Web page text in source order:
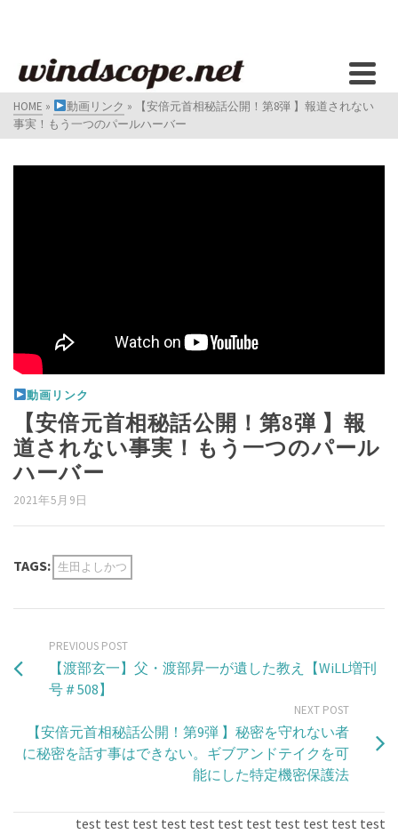
HOME » 動画リンク »
【安倍元首相秘話公開！第8弾 】報道されない
事実！もう一つのパールハーバー
動画リンク
【安倍元首相秘話公開！第8弾 】報
道されない事実！もう一つのパール
ハーバー
2021年5月9日
TAGS: 生田よしかつ
PREVIOUS POST
【渡部玄一】父・渡部昇一が遺した教え【WiLL増刊
号＃508​】
NEXT POST
【安倍元首相秘話公開！第9弾 】秘密を守れない者
に秘密を話す事はできない。ギブアンドテイクを可
能にした特定機密保護法
test test test test test test test test test test test